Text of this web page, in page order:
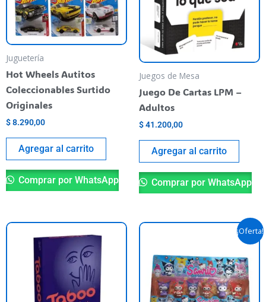
Juguetería
Hot Wheels Autitos
Coleccionables Surtido
Originales
$8.290,00
Agregar al carrito
Comprar por WhatsApp
Juegos de Mesa
Juego De Cartas LPM –
Adultos
$41.200,00
Agregar al carrito
Comprar por WhatsApp
¡Oferta!
El
era:
$ 24.500,00.
El
precio
actual
es:
$